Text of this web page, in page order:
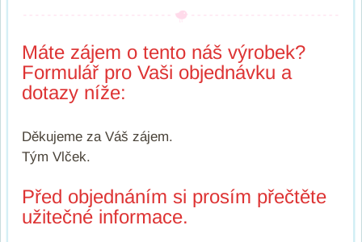
Máte zájem o tento náš výrobek?
Formulář pro Vaši objednávku a
dotazy níže:
Děkujeme za Váš zájem.
Tým Vlček.
Před objednáním si prosím přečtěte
užitečné informace.